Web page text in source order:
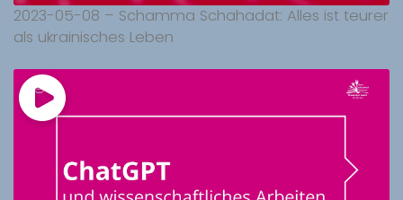
2023-05-08 – Schamma Schahadat: Alles ist teurer
als ukrainisches Leben